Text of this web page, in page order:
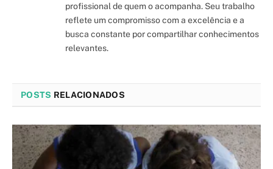
profissional de quem o acompanha. Seu trabalho
reflete um compromisso com a excelência e a
busca constante por compartilhar conhecimentos
relevantes.
POSTS RELACIONADOS